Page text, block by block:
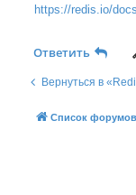
https://redis.io/
Ответить
Вернуться в
Список форумов